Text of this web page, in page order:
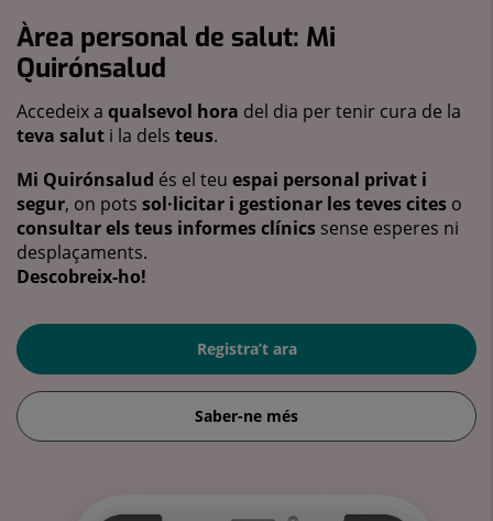
Àrea personal de salut: Mi
Quirónsalud
Accedeix a qualsevol hora del dia per tenir cura de la
teva salut i la dels teus.
Mi Quirónsalud és el teu espai personal privat i
segur, on pots sol·licitar i gestionar les teves cites o
consultar els teus informes clínics sense esperes ni
desplaçaments.
Descobreix-ho!
Registra’t ara
Saber-ne més